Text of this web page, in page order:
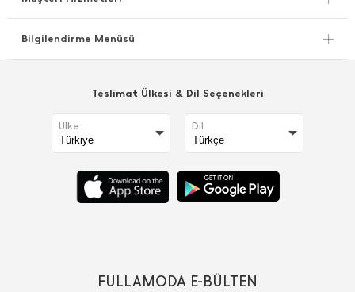
Bilgilendirme Menüsü
Teslimat Ülkesi & Dil Seçenekleri
Ülke Dil
FULLAMODA E-BÜLTEN